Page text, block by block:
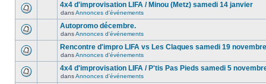
4x4 d'improvisation LIFA / Minou (Metz) samedi 14 janvier
dansAnnonces d'événements
Autopromo décembre.
dansAnnonces d'événements
Rencontre d'impro LIFA vs Les Claques samedi 19 novembre
dansAnnonces d'événements
4x4 d'improvisation LIFA / P'tis Pas Pieds samedi 5
dansAnnonces d'événements